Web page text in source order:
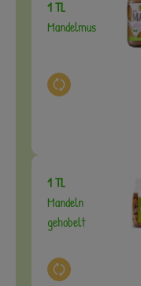
1 TL
Mandelmus
Auswahl ändern
1 TL
Mandeln
gehobelt
Auswahl ändern